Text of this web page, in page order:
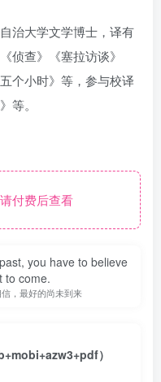
治大学文学博士，译有
侦查》《塞拉访谈》
个小时》等，参与校译
等。
付费后查看
you have to believe
to come.
，最好的尚未到来
）